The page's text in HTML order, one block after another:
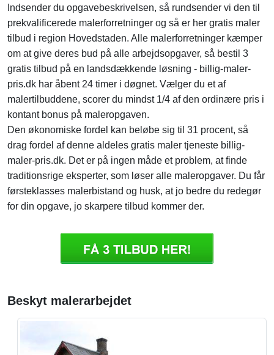
Indsender du opgavebeskrivelsen, så rundsender vi den til
prekvalificerede malerforretninger og så er her gratis maler
tilbud i region Hovedstaden. Alle malerforretninger kæmper
om at give deres bud på alle arbejdsopgaver, så bestil 3
gratis tilbud på en landsdækkende løsning - billig-maler-
pris.dk har åbent 24 timer i døgnet. Vælger du et af
malertilbuddene, scorer du mindst 1/4 af den ordinære pris i
kontant bonus på maleropgaven.
Den økonomiske fordel kan beløbe sig til 31 procent, så
drag fordel af denne aldeles gratis maler tjeneste billig-
maler-pris.dk. Det er på ingen måde et problem, at finde
traditionsrige eksperter, som løser alle maleropgaver. Du får
førsteklasses malerbistand og husk, at jo bedre du redegør
for din opgave, jo skarpere tilbud kommer der.
Beskyt malerarbejdet